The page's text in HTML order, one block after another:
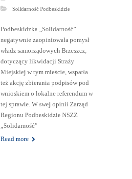
Solidarność Podbeskidzie
Podbeskidzka „Solidarność”
negatywnie zaopiniowała pomysł
władz samorządowych Brzeszcz,
dotyczący likwidacji Straży
Miejskiej w tym mieście, wsparła
też akcję zbierania podpisów pod
wnioskiem o lokalne referendum w
tej sprawie. W swej opinii Zarząd
Regionu Podbeskidzie NSZZ
„Solidarność”
Read more